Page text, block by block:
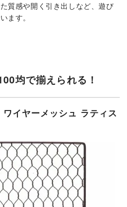
質感や開く引き出しなど、遊び
ます。
均で揃えられる！
イヤーメッシュ ラティス